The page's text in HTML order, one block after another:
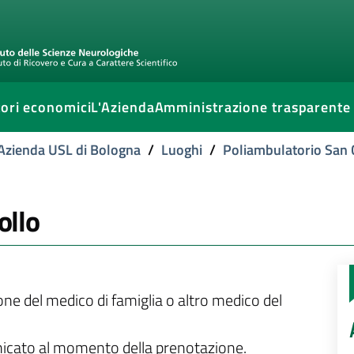
economiciL'AziendaAmministrazione trasparente
USL di Bologna / Luoghi / Poliambulatorio San
del medico di famiglia o altro medico del
al momento della prenotazione.